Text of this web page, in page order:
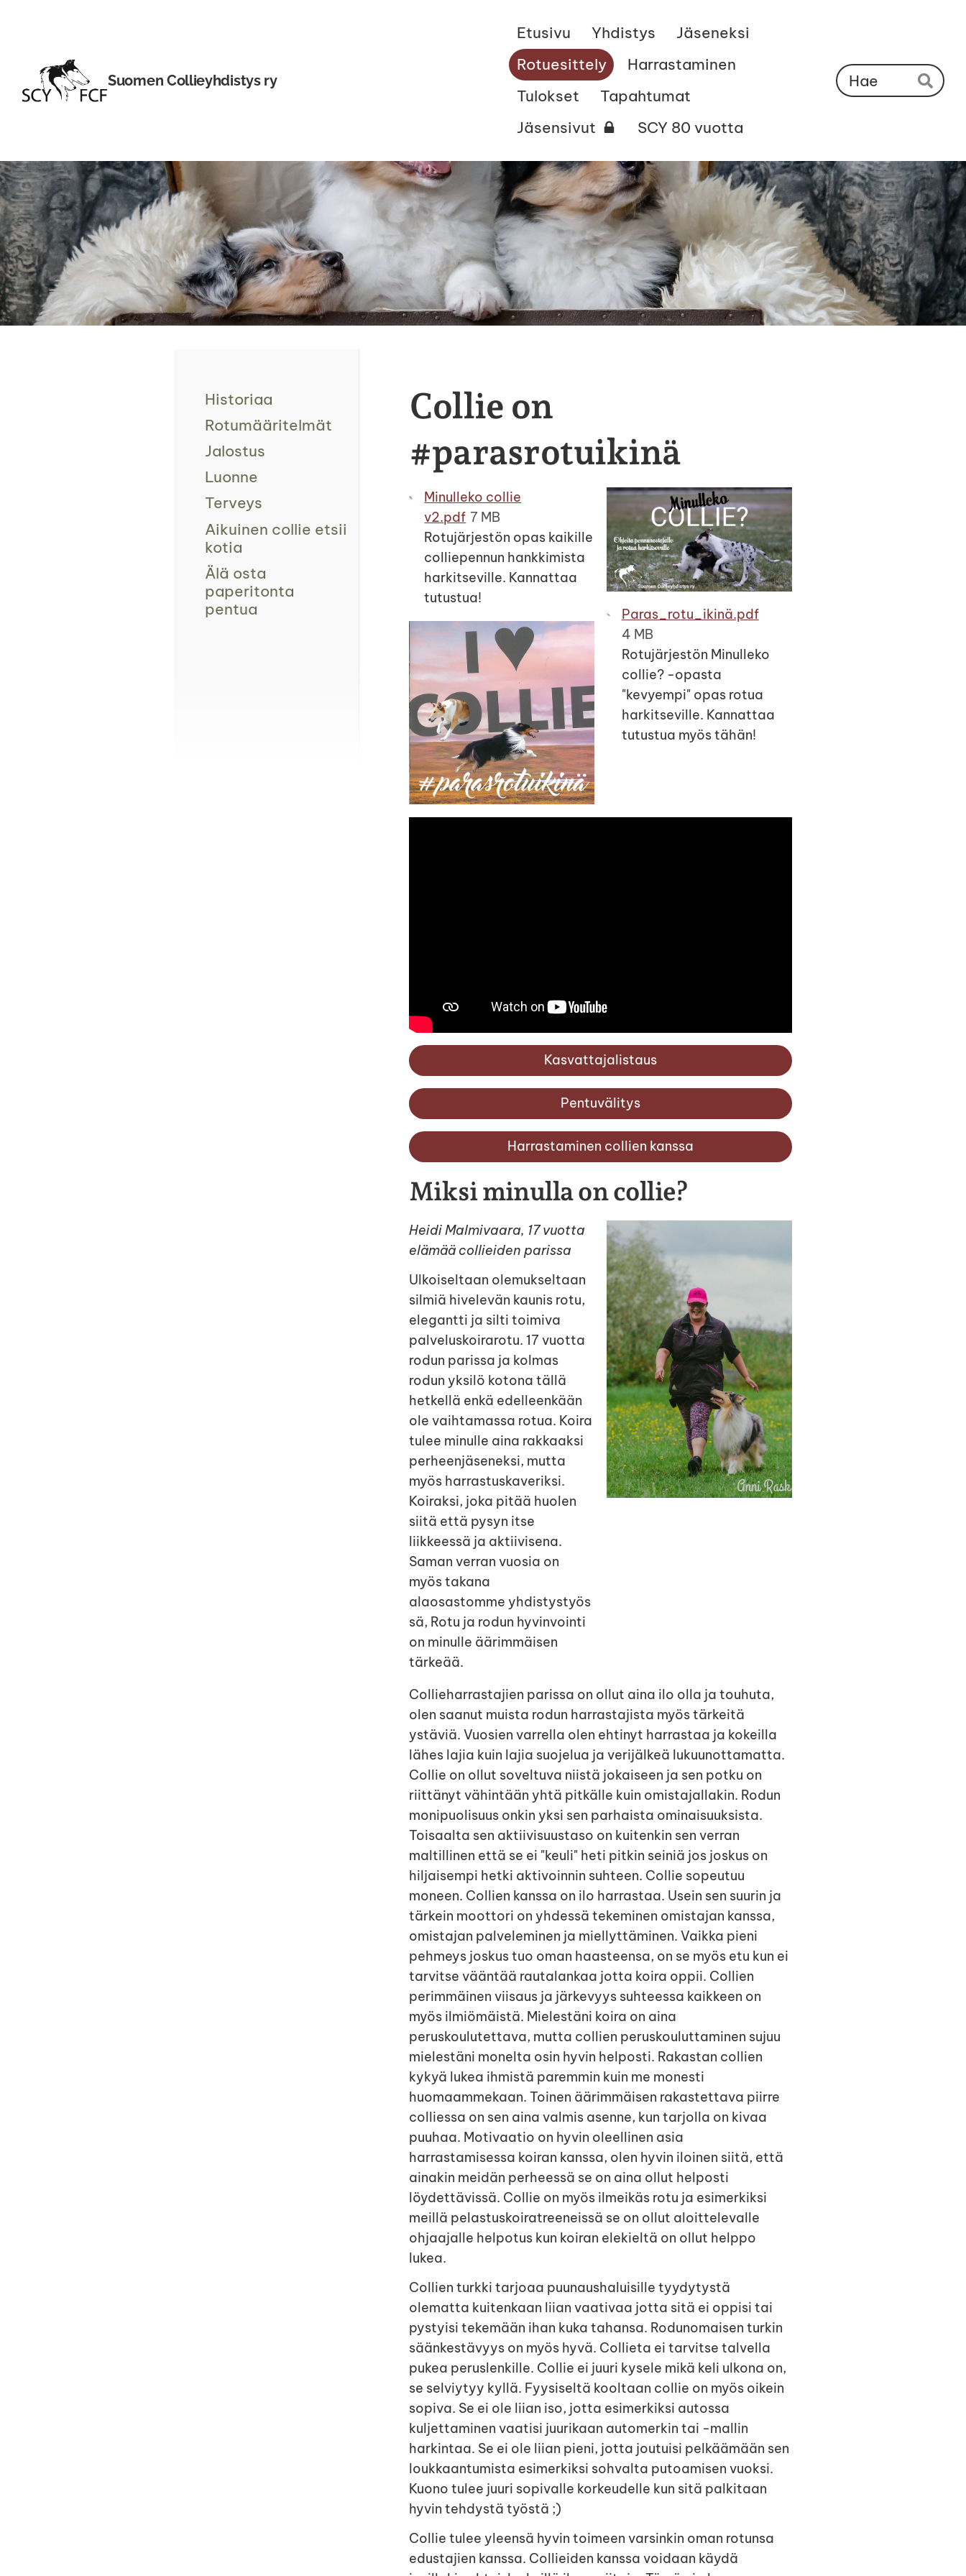
Suomen Collieyhdistys ry
Etusivu Yhdistys
Jäseneksi
Rotuesittely
Harrastaminen
Tulokset
Tapahtumat
Jäsensivut
SCY 80 vuotta
Hae
Historiaa
Rotumääritelmät
Jalostus
Luonne
Terveys
Aikuinen collie etsii
kotia
Älä osta
paperitonta
pentua
Collie on
#parasrotuikinä
Minulleko collie
v2.pdf 7 MB
Rotujärjestön opas kaikille
colliepennun hankkimista
harkitseville. Kannattaa
tutustua!
Paras_rotu_ikinä.pdf
4 MB
Rotujärjestön Minulleko
collie? -opasta
"kevyempi" opas rotua
harkitseville. Kannattaa
tutustua myös tähän!
Kasvattajalistaus
Pentuvälitys
Harrastaminen collien kanssa
Miksi minulla on collie?
Heidi Malmivaara, 17 vuotta
elämää collieiden parissa
Ulkoiseltaan olemukseltaan
silmiä hivelevän kaunis rotu,
elegantti ja silti toimiva
palveluskoirarotu. 17 vuotta
rodun parissa ja kolmas
rodun yksilö kotona tällä
hetkellä enkä edelleenkään
ole vaihtamassa rotua. Koira
tulee minulle aina rakkaaksi
perheenjäseneksi, mutta
myös harrastuskaveriksi.
Koiraksi, joka pitää huolen
siitä että pysyn itse
liikkeessä ja aktiivisena.
Saman verran vuosia on
myös takana
alaosastomme yhdistystyös
sä, Rotu ja rodun hyvinvointi
on minulle äärimmäisen
tärkeää.
Collieharrastajien parissa on ollut aina ilo olla ja touhuta,
olen saanut muista rodun harrastajista myös tärkeitä
ystäviä. Vuosien varrella olen ehtinyt harrastaa ja kokeilla
lähes lajia kuin lajia suojelua ja verijälkeä lukuunottamatta.
Collie on ollut soveltuva niistä jokaiseen ja sen potku on
riittänyt vähintään yhtä pitkälle kuin omistajallakin. Rodun
monipuolisuus onkin yksi sen parhaista ominaisuuksista.
Toisaalta sen aktiivisuustaso on kuitenkin sen verran
maltillinen että se ei "keuli" heti pitkin seiniä jos joskus on
hiljaisempi hetki aktivoinnin suhteen. Collie sopeutuu
moneen. Collien kanssa on ilo harrastaa. Usein sen suurin ja
tärkein moottori on yhdessä tekeminen omistajan kanssa,
omistajan palveleminen ja miellyttäminen. Vaikka pieni
pehmeys joskus tuo oman haasteensa, on se myös etu kun ei
tarvitse vääntää rautalankaa jotta koira oppii. Collien
perimmäinen viisaus ja järkevyys suhteessa kaikkeen on
myös ilmiömäistä. Mielestäni koira on aina
peruskoulutettava, mutta collien peruskouluttaminen sujuu
mielestäni monelta osin hyvin helposti. Rakastan collien
kykyä lukea ihmistä paremmin kuin me monesti
huomaammekaan. Toinen äärimmäisen rakastettava piirre
colliessa on sen aina valmis asenne, kun tarjolla on kivaa
puuhaa. Motivaatio on hyvin oleellinen asia
harrastamisessa koiran kanssa, olen hyvin iloinen siitä, että
ainakin meidän perheessä se on aina ollut helposti
löydettävissä. Collie on myös ilmeikäs rotu ja esimerkiksi
meillä pelastuskoiratreeneissä se on ollut aloittelevalle
ohjaajalle helpotus kun koiran elekieltä on ollut helppo
lukea.
Collien turkki tarjoaa puunaushaluisille tyydytystä
olematta kuitenkaan liian vaativaa jotta sitä ei oppisi tai
pystyisi tekemään ihan kuka tahansa. Rodunomaisen turkin
säänkestävyys on myös hyvä. Collieta ei tarvitse talvella
pukea peruslenkille. Collie ei juuri kysele mikä keli ulkona on,
se selviytyy kyllä. Fyysiseltä kooltaan collie on myös oikein
sopiva. Se ei ole liian iso, jotta esimerkiksi autossa
kuljettaminen vaatisi juurikaan automerkin tai -mallin
harkintaa. Se ei ole liian pieni, jotta joutuisi pelkäämään sen
loukkaantumista esimerkiksi sohvalta putoamisen vuoksi.
Kuono tulee juuri sopivalle korkeudelle kun sitä palkitaan
hyvin tehdystä työstä ;)
Collie tulee yleensä hyvin toimeen varsinkin oman rotunsa
edustajien kanssa. Collieiden kanssa voidaan käydä